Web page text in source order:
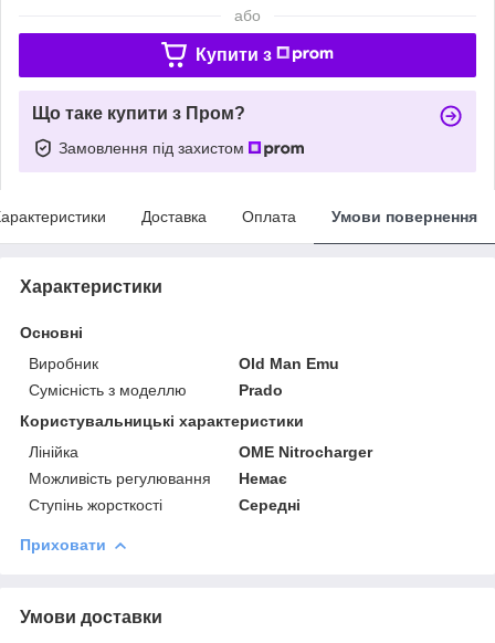
або
Купити з
Що таке купити з Пром?
Замовлення під захистом
Доставка Оплата Умови повернення
Характеристики
Основні
Виробник
Old Man Emu
Сумісність з моделлю
Prado
Користувальницькі характеристики
Лінійка
OME Nitrocharger
Можливість регулювання
Немає
Ступінь жорсткості
Середні
Приховати
Умови доставки